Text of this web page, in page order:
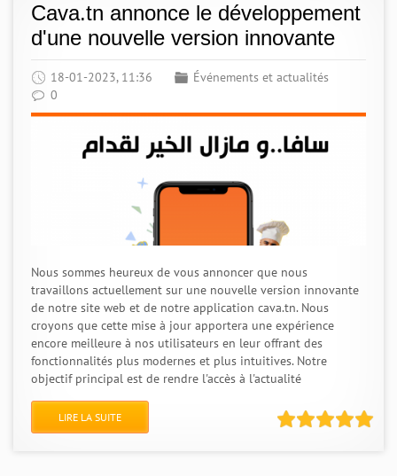
Cava.tn annonce le développement
d'une nouvelle version innovante
18-01-2023, 11:36
Événements et actualités
0
Nous sommes heureux de vous annoncer que nous
travaillons actuellement sur une nouvelle version innovante
de notre site web et de notre application cava.tn. Nous
croyons que cette mise à jour apportera une expérience
encore meilleure à nos utilisateurs en leur offrant des
fonctionnalités plus modernes et plus intuitives. Notre
objectif principal est de rendre l'accès à l'actualité
LIRE LA SUITE